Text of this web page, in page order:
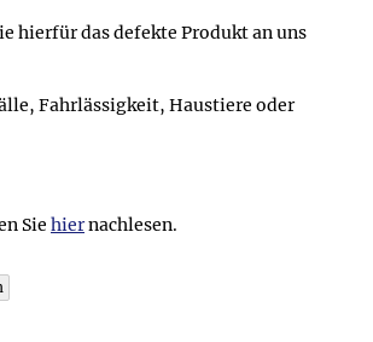
hierfür das defekte Produkt an uns
Fahrlässigkeit, Haustiere oder
Sie hiernachlesen.